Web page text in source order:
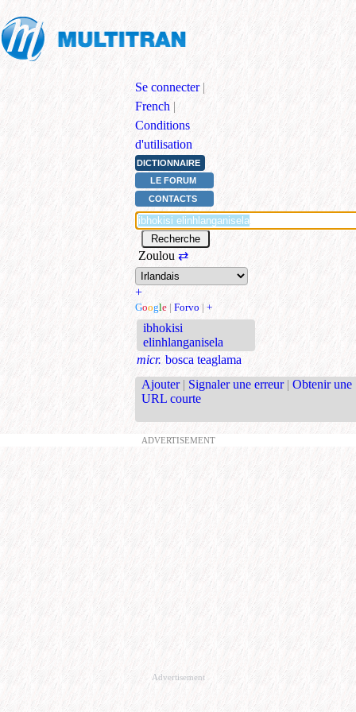
Se connecter |
French |
Conditions
d'utilisation
DICTIONNAIRE
LE FORUM
CONTACTS
Zoulou ⇄
+
Google | Forvo | +
ibhokisi
elinhlanganisela
micr. bosca teaglama
Ajouter | Signaler une erreur | Obtenir une
URL courte
ADVERTISEMENT
Advertisement